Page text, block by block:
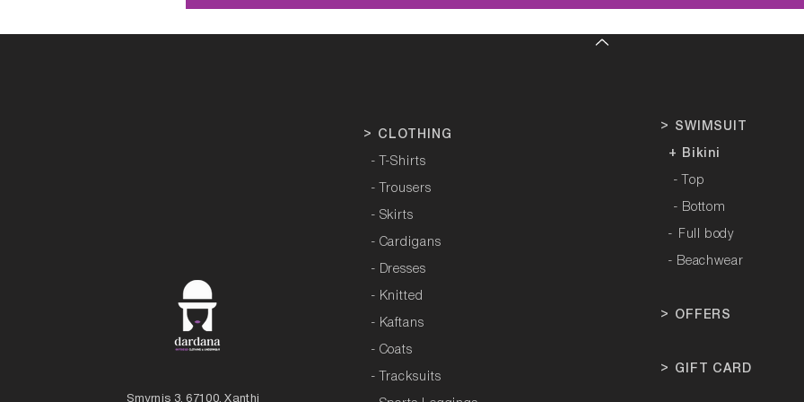
Smyrnis 3, 67100, Xanthi
> CLOTHING
- T-Shirts
- Trousers
- Skirts
- Cardigans
- Dresses
- Knitted
- Kaftans
- Coats
- Tracksuits
> SWIMSUIT
+ Bikini
- Top
- Bottom
- Full body
- Beachwear
> OFFERS
> GIFT CARD